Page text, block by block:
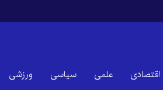
اقتصادی علمی سیاسی ورزشی